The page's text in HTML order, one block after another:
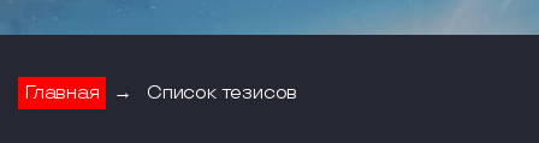
Главная → Список тезисов